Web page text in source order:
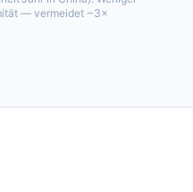
— vermeidet ~3×